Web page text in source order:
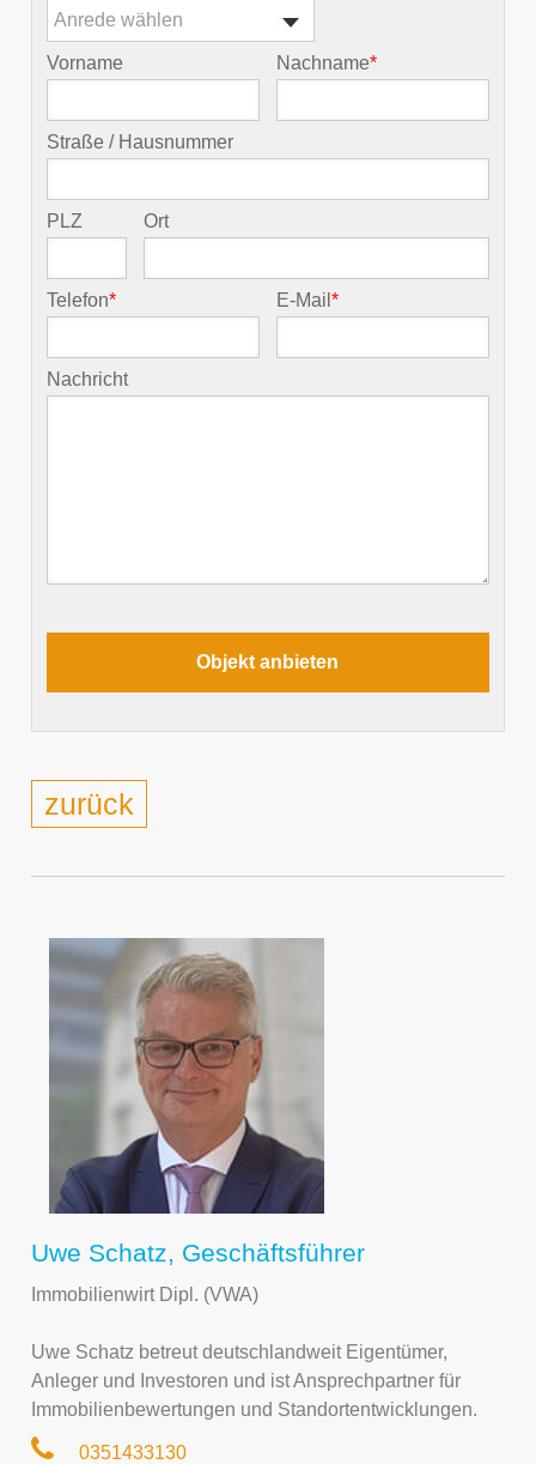
Anrede wählen
Vorname Nachname*
Straße / Hausnummer
PLZ Ort
Telefon* E-Mail*
Nachricht
zurück
Uwe Schatz, Geschäftsführer
Immobilienwirt Dipl. (VWA)
Uwe Schatz betreut deutschlandweit Eigentümer,
Anleger und Investoren und ist Ansprechpartner für
Immobilienbewertungen und Standortentwicklungen.
0351433130